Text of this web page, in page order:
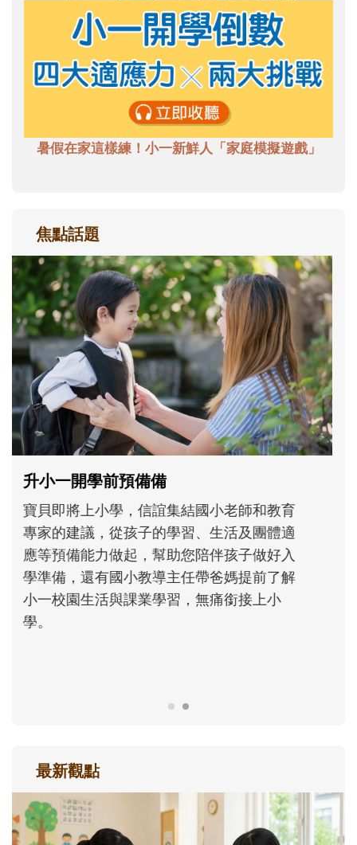
暑假在家這樣練！小一新鮮人「家庭模擬遊戲」
焦點話題
和孩子一起長大的那個男人│讀懂父親的
不同模樣
沒有人天生就擅長當爸爸！男人總是在一次
次「前所未有」的體驗中，跟著孩子一起長
大。從給予安全感的肢體遊戲，到獨立自
主、角色認同及解決問題的能力養成。爸爸
正嘗試用不同的模樣，參與孩子每個重要的
最新觀點